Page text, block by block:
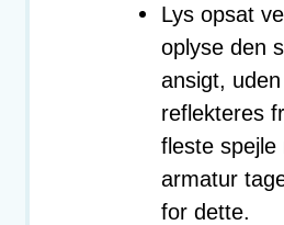
Lys opsat
oplyse den
ansigt,
reflekteres
fleste spejle
armatur
for dette.